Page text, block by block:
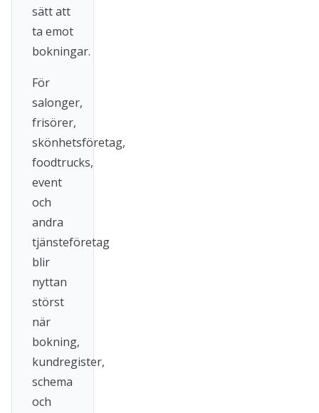
sätt att
ta emot
bokningar.
För
salonger,
frisörer,
skönhetsföretag,
foodtrucks,
event
och
andra
tjänsteföretag
blir
nyttan
störst
när
bokning,
kundregister,
schema
och